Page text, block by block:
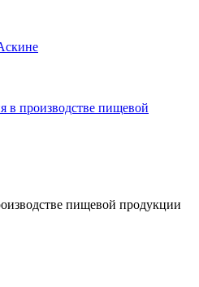
в производстве пищевой
пищевой продукции